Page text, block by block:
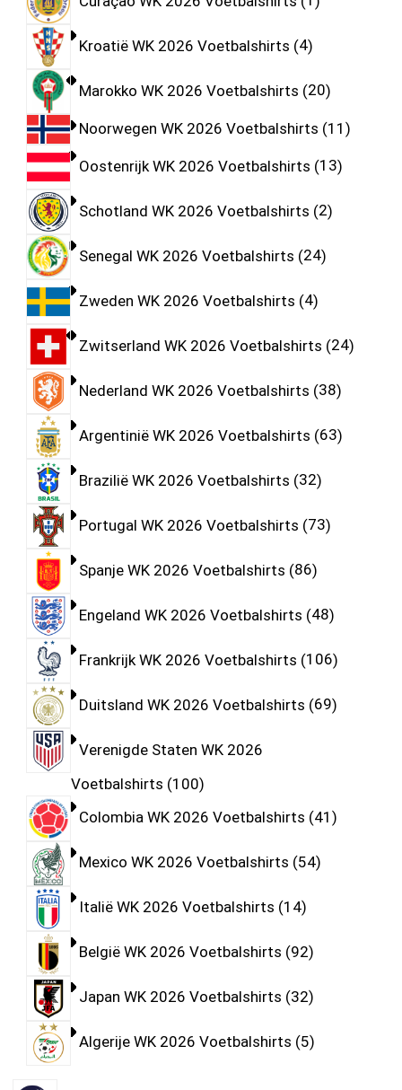
Kroatië WK 2026 Voetbalshirts 4
Marokko WK 2026 Voetbalshirts 20
Noorwegen WK 2026 Voetbalshirts 11
Oostenrijk WK 2026 Voetbalshirts 13
Schotland WK 2026 Voetbalshirts 2
Senegal WK 2026 Voetbalshirts 24
Zweden WK 2026 Voetbalshirts 4
Zwitserland WK 2026 Voetbalshirts 24
Nederland WK 2026 Voetbalshirts 38
Argentinië WK 2026 Voetbalshirts 63
Brazilië WK 2026 Voetbalshirts 32
Portugal WK 2026 Voetbalshirts 73
Spanje WK 2026 Voetbalshirts 86
Engeland WK 2026 Voetbalshirts 48
Frankrijk WK 2026 Voetbalshirts 106
Duitsland WK 2026 Voetbalshirts 69
Verenigde Staten WK 2026
Voetbalshirts 100
Colombia WK 2026 Voetbalshirts 41
Mexico WK 2026 Voetbalshirts 54
Italië WK 2026 Voetbalshirts 14
België WK 2026 Voetbalshirts 92
Japan WK 2026 Voetbalshirts 32
Algerije WK 2026 Voetbalshirts 5